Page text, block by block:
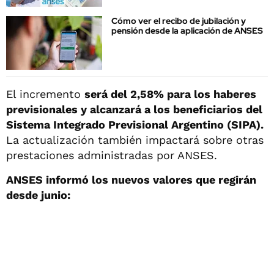
Cómo ver el recibo de jubilación y
pensión desde la aplicación de ANSES
El incremento será del 2,58% para los haberes
previsionales y alcanzará a los beneficiarios del
Sistema Integrado Previsional Argentino (SIPA).
La actualización también impactará sobre otras
prestaciones administradas por ANSES.
ANSES informó los nuevos valores que regirán
desde junio: